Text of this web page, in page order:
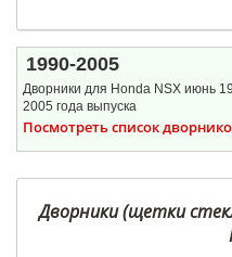
1990-2005
Дворники для Honda NSX июнь
2005 года выпуска
Посмотреть список
Дворники (щетки